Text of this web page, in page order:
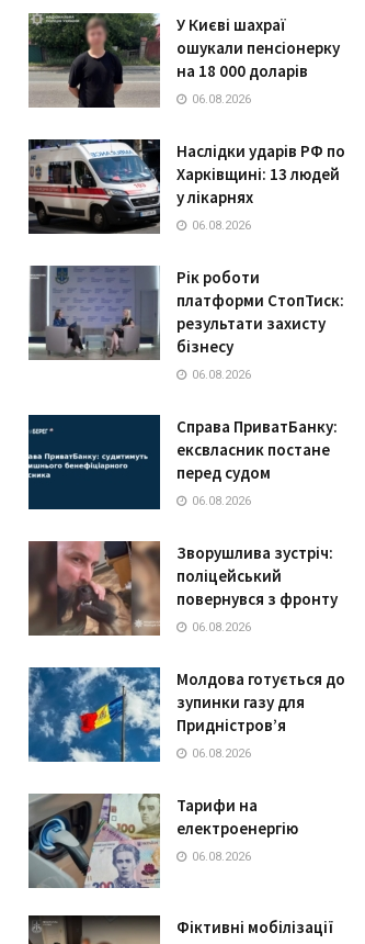
У Києві шахраї
ошукали пенсіонерку
на 18 000 доларів
06.08.2026
Наслідки ударів РФ по
Харківщині: 13 людей
у лікарнях
06.08.2026
Рік роботи
платформи СтопТиск:
результати захисту
бізнесу
06.08.2026
Справа ПриватБанку:
ексвласник постане
перед судом
06.08.2026
Зворушлива зустріч:
поліцейський
повернувся з фронту
06.08.2026
Молдова готується до
зупинки газу для
Придністров’я
06.08.2026
Тарифи на
електроенергію
06.08.2026
Фіктивні мобілізації